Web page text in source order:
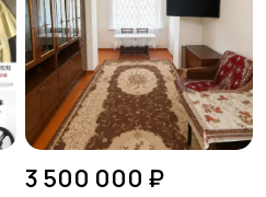
3 500 000 ₽